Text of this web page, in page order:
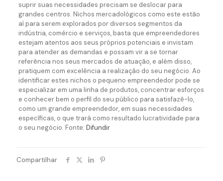
suprir suas necessidades precisam se deslocar para
grandes centros. Nichos mercadológicos como este estão
aí para serem explorados por diversos segmentos da
indústria, comércio e serviços, basta que empreendedores
estejam atentos aos seus próprios potenciais e invistam
para atender as demandas e possam vir a se tornar
referência nos seus mercados de atuação, e além disso,
pratiquem com excelência a realização do seu negócio. Ao
identificar estes nichos o pequeno empreendedor pode se
especializar em uma linha de produtos, concentrar esforços
e conhecer bem o perfil do seu público para satisfazê-lo,
como um grande empreendedor, em suas necessidades
específicas, o que trará como resultado lucratividade para
o seu negócio. Fonte: Difundir
Compartilhar